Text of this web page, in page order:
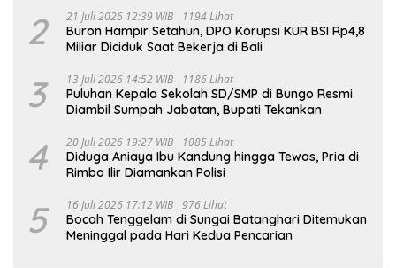
2 21 Juli 2026 12:39 WIB 1194 Lihat
Buron Hampir Setahun, DPO Korupsi KUR BSI Rp4,8
Miliar Diciduk Saat Bekerja di Bali
3 13 Juli 2026 14:52 WIB 1186 Lihat
Puluhan Kepala Sekolah SD/SMP di Bungo Resmi
Diambil Sumpah Jabatan, Bupati Tekankan
4 20 Juli 2026 19:27 WIB 1085 Lihat
Diduga Aniaya Ibu Kandung hingga Tewas, Pria di
Rimbo Ilir Diamankan Polisi
5 16 Juli 2026 17:12 WIB 976 Lihat
Bocah Tenggelam di Sungai Batanghari Ditemukan
Meninggal pada Hari Kedua Pencarian